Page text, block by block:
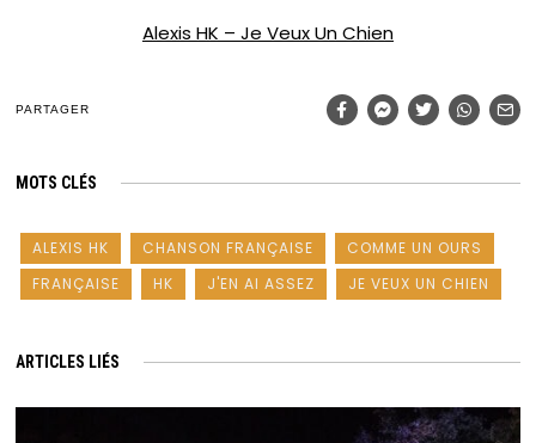
Alexis HK – Je Veux Un Chien
PARTAGER
MOTS CLÉS
ALEXIS HK CHANSON FRANÇAISE
COMME UN OURS
FRANÇAISE
HK J'EN AI ASSEZ JE VEUX UN CHIEN
ARTICLES LIÉS